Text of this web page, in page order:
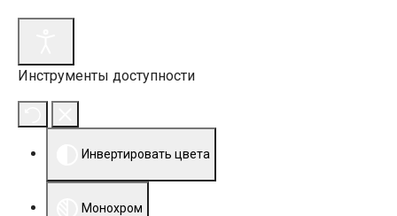
Инструменты доступности
Инвертировать цвета
Монохром